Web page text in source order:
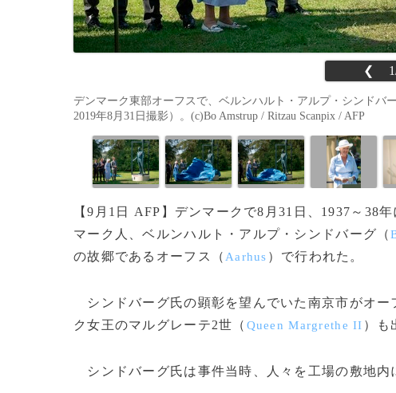
❮
デンマーク東部オーフスで、ベルンハルト・アルプ・シンドバ
2019年8月31日撮影）。(c)Bo Amstrup / Ritzau Scanpix / AFP
【9月1日 AFP】デンマークで8月31日、1937～38
マーク人、ベルンハルト・アルプ・シンドバーグ（
の故郷であるオーフス（ Aarhus ）で行われた。
シンドバーグ氏の顕彰を望んでいた南京市がオ
ク女王のマルグレーテ2世（ Queen Margrethe II ）も
シンドバーグ氏は事件当時、人々を工場の敷地内